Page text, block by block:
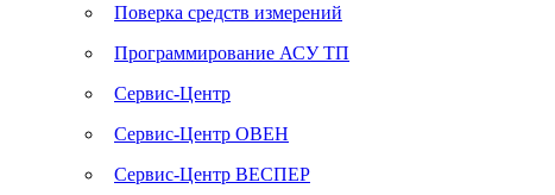
Поверка средств измерений
Программирование АСУ ТП
Сервис-Центр
Сервис-Центр ОВЕН
Сервис-Центр ВЕСПЕР